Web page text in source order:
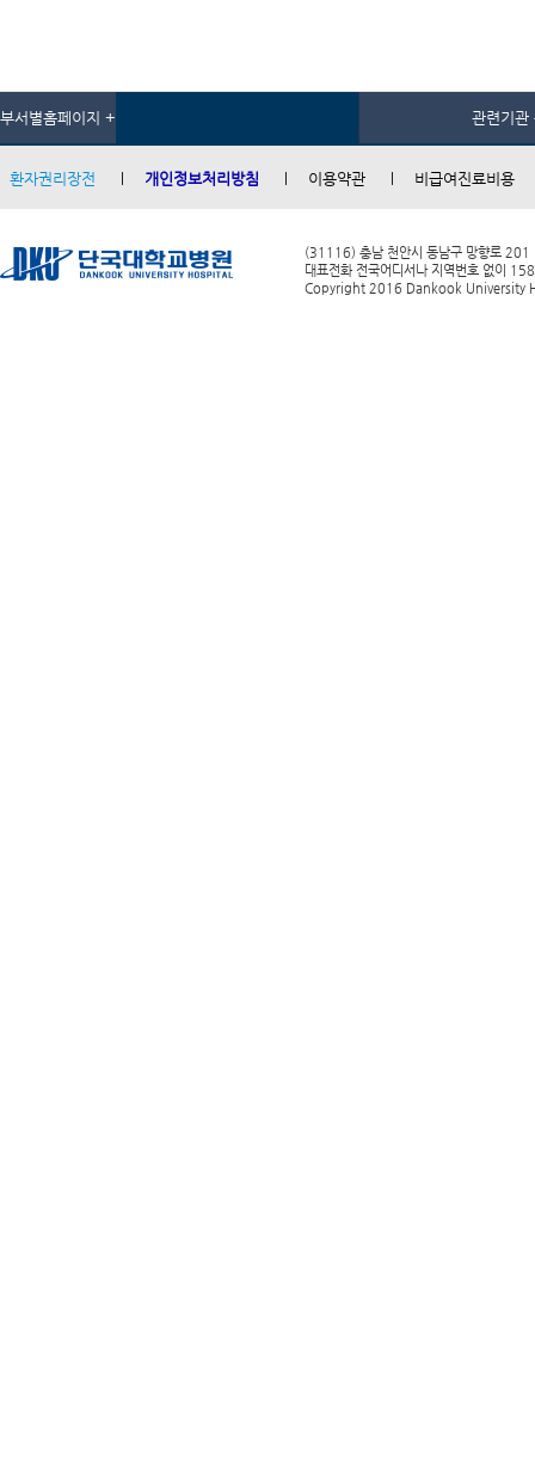
부서별홈페이지 + 관련기관
환자권리장전 개인정보처리방침 이용약관 비급여진료비용
(31116) 충남 천안시 동남구 망향로 201
대표전화 전국어디서나 지역번호 없이
Copyright 2016 Dankook University